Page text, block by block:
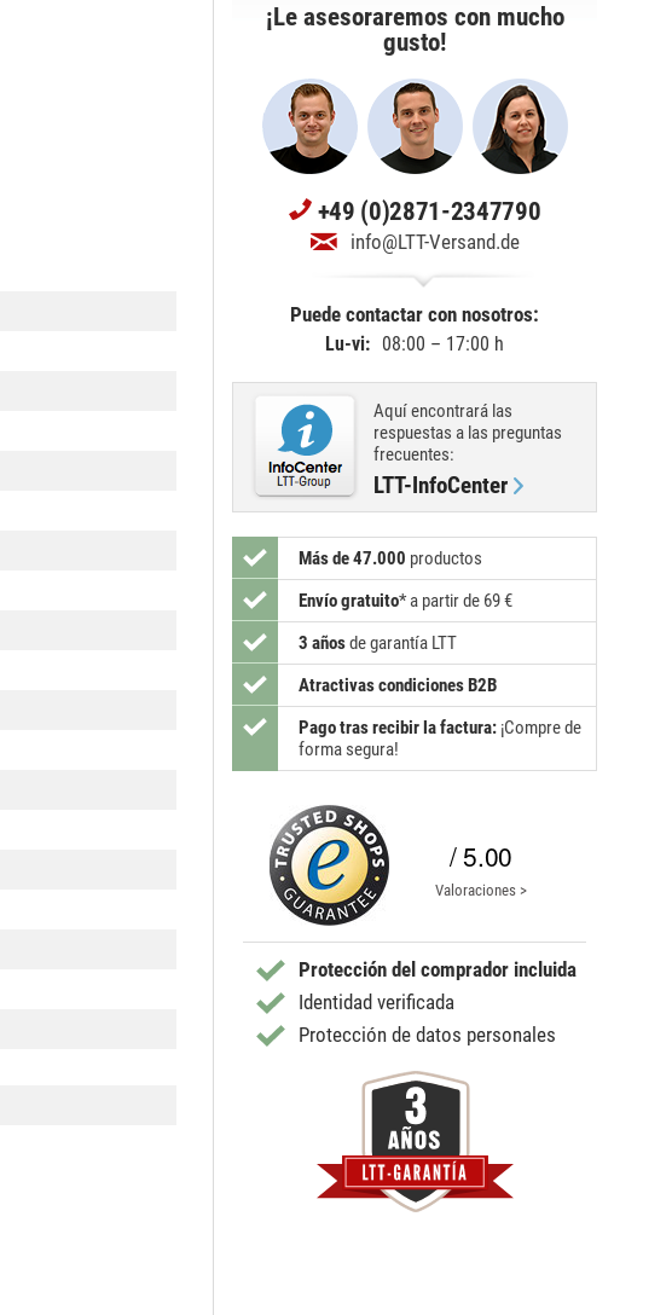
¡Le asesoraremos con mucho
gusto!
+49 (0)2871-2347790
info@LTT-Versand.de
Puede contactar con nosotros:
Lu-vi: 08:00 – 17:00 h
Aquí encontrará las
respuestas a las preguntas
frecuentes:
LTT-InfoCenter
Más de 47.000 productos
Envío gratuito* a partir de 69 €
3 añosde garantía LTT
Atractivas condiciones B2B
Pago tras recibir la factura: ¡Compre de
forma segura!
/ 5.00
Valoraciones >
Protección del comprador incluida
Identidad verificada
Protección de datos personales